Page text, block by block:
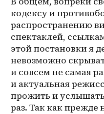
кодексу и
распространению
спектаклей,
этой постановки я
невозможно
и совсем не самая
и актуальная
прожить и
раз. Так как прежде